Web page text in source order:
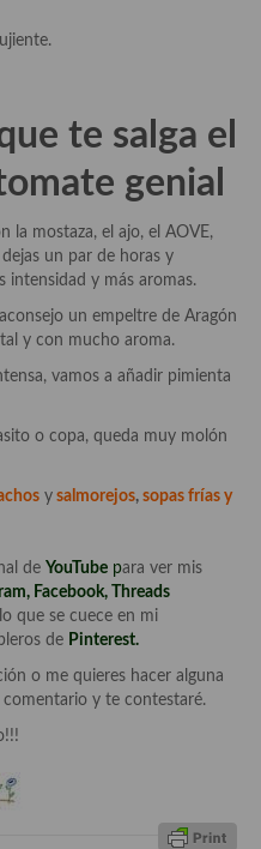
te salga el
genial
la mostaza, el ajo, el AOVE,
un par de horas y
intensidad y más aromas.
un empeltre de Aragón
y con mucho aroma.
vamos a añadir pimienta
o copa, queda muy molón
y salmorejos, sopas frías y
de YouTube para ver mis
, Facebook,
Threads
que se cuece en mi
de Pinterest.
o me quieres hacer alguna
y te contestaré.